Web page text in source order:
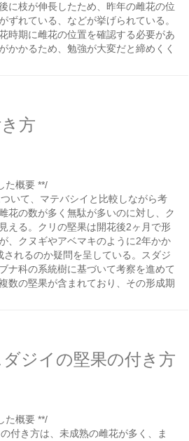
に枝が伸長したため、昨年の雌花の位
ずれている、などが挙げられている。
時期に雌花の位置を確認する必要があ
かかるため、勉強が大変だと締めくく
方
た概要 **/
いて、マテバシイと比較しながら考
花の数が多く無駄が多いのに対し、ク
える。クリの堅果は開花後2ヶ月で形
、クヌギやアベマキのように2年かか
されるのか疑問を呈している。スダジ
ナ科の系統樹に基づいて考察を進めて
数の堅果が含まれており、その形成期
ジイの堅果の付き方
た概要 **/
付き方は、未成熟の雌花が多く、ま